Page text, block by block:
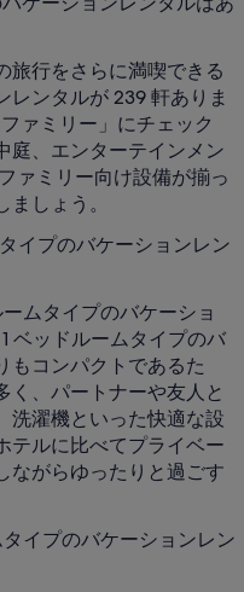
旅行をさらに満喫できる
レンタルが 239 軒ありま
ァミリー」にチェック
庭、エンターテインメン
ァミリー向け設備が揃っ
しょう。
イプのバケーションレン
ムタイプのバケーショ
ベッドルームタイプのバ
もコンパクトであるた
く、パートナーや友人と
洗濯機といった快適な設
テルに比べてプライベー
ながらゆったりと過ごす
イプのバケーションレン